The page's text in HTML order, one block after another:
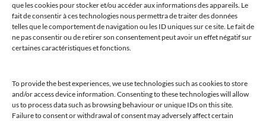
que les cookies pour stocker et/ou accéder aux informations des appareils. Le
fait de consentir à ces technologies nous permettra de traiter des données
telles que le comportement de navigation ou les ID uniques sur ce site. Le fait de
ne pas consentir ou de retirer son consentement peut avoir un effet négatif sur
certaines caractéristiques et fonctions.
To provide the best experiences, we use technologies such as cookies to store
and/or access device information. Consenting to these technologies will allow
us to process data such as browsing behaviour or unique IDs on this site.
Failure to consent or withdrawal of consent may adversely affect certain
LUXURY SELECTIONS BY CLUB AMILCAR